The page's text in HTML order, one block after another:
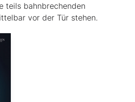
teils bahnbrechenden
vor der Tür stehen.